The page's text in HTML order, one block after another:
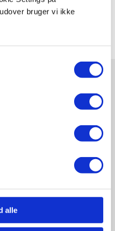
bruger vi ikke
alle
Individ eller